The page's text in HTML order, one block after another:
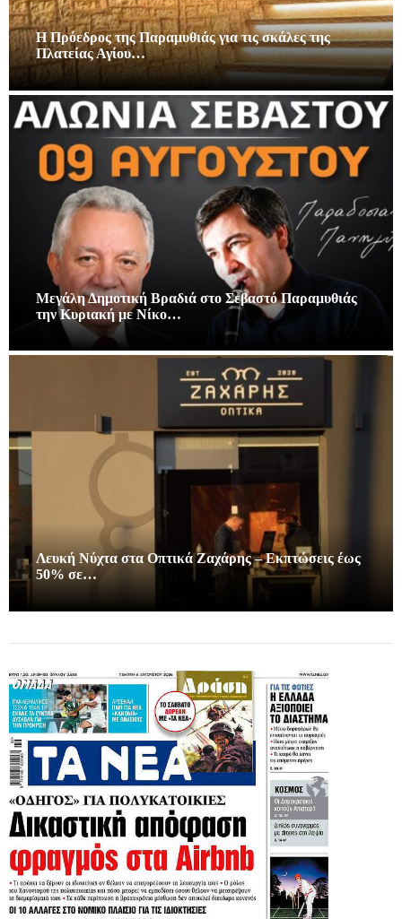
Η Πρόεδρος της Παραμυθιάς για τις σκάλες της
Πλατείας Αγίου…
Μεγάλη Δημοτική Βραδιά στο Σεβαστό Παραμυθιάς
την Κυριακή με Νίκο…
Λευκή Νύχτα στα Οπτικά Ζαχάρης – Εκπτώσεις έως
50% σε…